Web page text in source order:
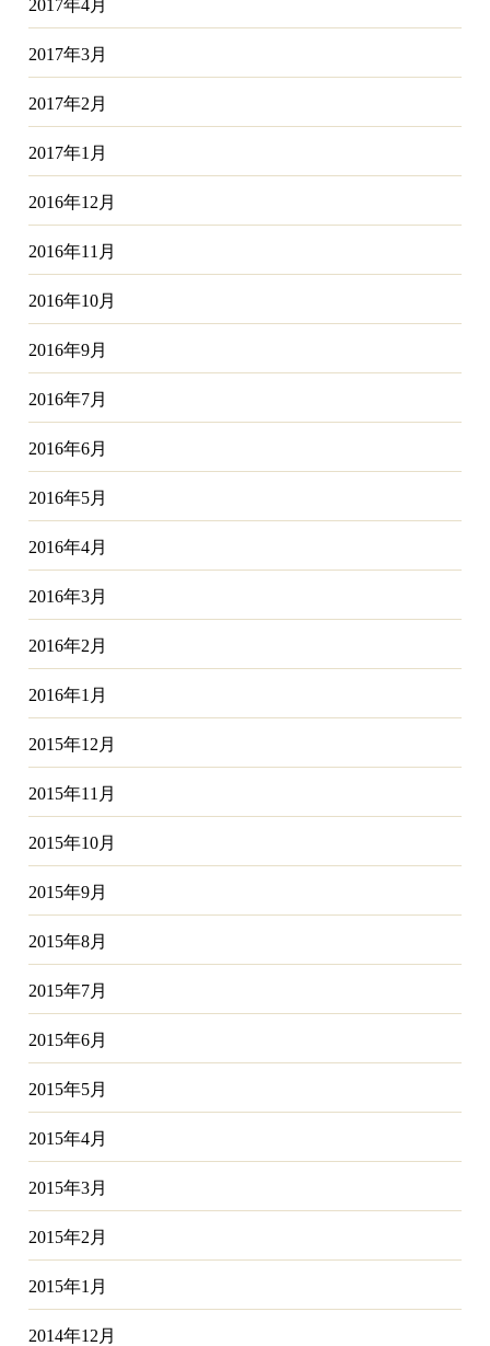
2017年4月
2017年3月
2017年2月
2017年1月
2016年12月
2016年11月
2016年10月
2016年9月
2016年7月
2016年6月
2016年5月
2016年4月
2016年3月
2016年2月
2016年1月
2015年12月
2015年11月
2015年10月
2015年9月
2015年8月
2015年7月
2015年6月
2015年5月
2015年4月
2015年3月
2015年2月
2015年1月
2014年12月